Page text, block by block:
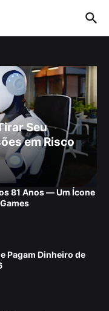
Seu
em Risco
81 Anos — Um Ícone
Pagam Dinheiro de